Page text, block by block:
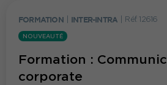
FORMATION INTER-INTRA Réf. 12616
NOUVEAUTÉ
Formation :
corporate